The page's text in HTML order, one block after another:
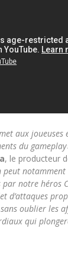
aux joueuses
du gameplay
, le producteur
peut
par notre héros
d’attaques
oublier les
qui